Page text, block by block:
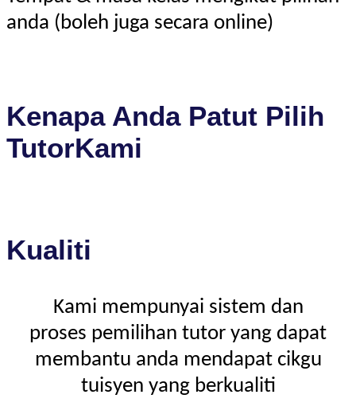
anda (boleh juga secara online)
Kenapa Anda Patut Pilih
TutorKami
Kualiti
Kami mempunyai sistem dan
proses pemilihan tutor yang dapat
membantu anda mendapat cikgu
tuisyen yang berkualiti